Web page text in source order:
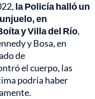
la Policía halló un
en
y Villa del Río,
y Bosa, en
de
el cuerpo, las
podría haber